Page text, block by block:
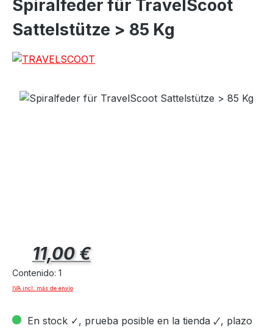
Spiralfeder für TravelScoot
Sattelstütze > 85 Kg
Precio normal:
11,00 €
Contenido: 1
IVA incl. más de envío
En stock ✓, prueba posible en la tienda 🗸, plazo